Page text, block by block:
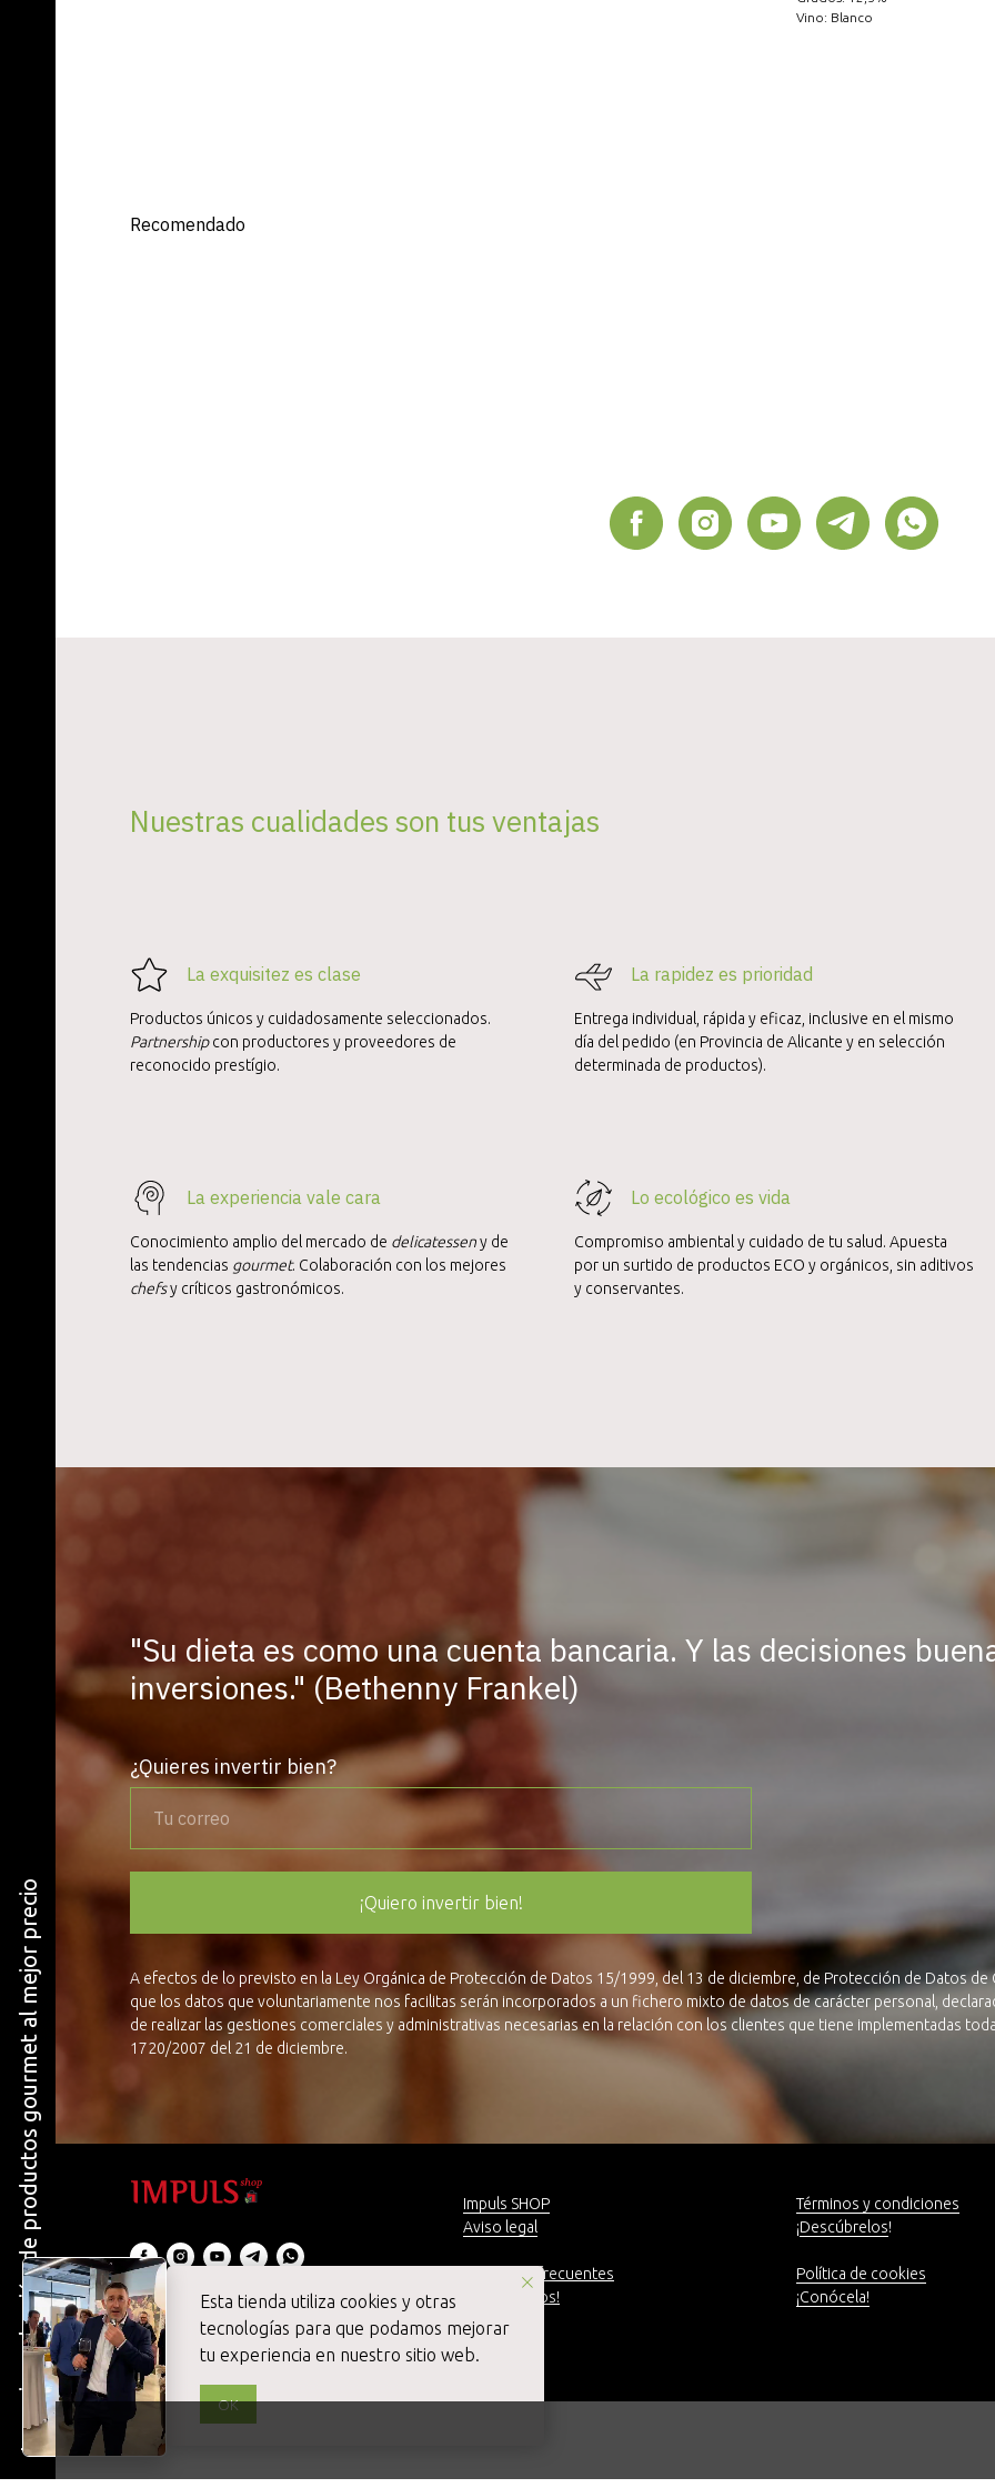
La mejor selección de productos gourmet al mejor precio
Vino: Blanco
Recomendado
Nuestras cualidades son tus ventajas
La exquisitez es clase
Productos únicos y cuidadosamente seleccionados.
Partnershipcon productores y proveedores de
reconocido prestígio.
La rapidez es prioridad
Entrega individual, rápida y eficaz, inclusive en el mismo
día del pedido (en Provincia de Alicante y en selección
determinada de productos).
La experiencia vale cara
Conocimiento amplio del mercado de delicatesseny de
las tendencias gourmet. Colaboración con los mejores
chefsy críticos gastronómicos.
Lo ecológico es vida
Compromiso ambiental y cuidado de tu salud. Apuesta
por un surtido de productos ECO y orgánicos, sin aditivos
y conservantes.
"Su dieta es como una cuenta bancaria. Y las decisiones
inversiones." (Bethenny Frankel)
¿Quieres invertir bien?
¡Quiero invertir bien!
A efectos de lo previsto en la Ley Orgánica de Protección de Datos 15/1999, del 13 de diciembre, de Protección de Datos de
que los datos que voluntariamente nos facilitas serán incorporados a un fichero mixto de datos de carácter personal,
de realizar las gestiones comerciales y administrativas necesarias en la relación con los clientes que tiene implementadas
1720/2007 del 21 de diciembre.
© 2020 Impuls SHOP Gourmet Online
Todos los derechos reservados
Impuls SHOP
Aviso legal
Preguntas frecuentes
¡Contáctanos!
Términos y condiciones
¡Descúbrelos!
Política de cookies
¡Conócela!
Esta tienda utiliza cookies y otras
tecnologías para que podamos mejorar
tu experiencia en nuestro sitio web.
OK